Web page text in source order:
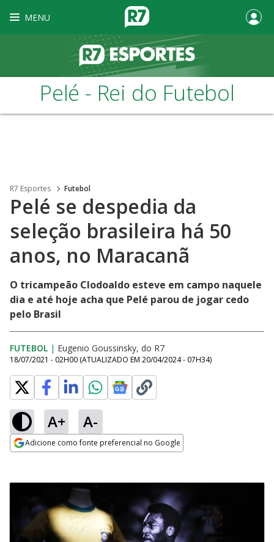
MENU
Pelé - Rei do Futebol
R7 Esportes Futebol
Pelé se despedia da
seleção brasileira há 50
anos, no Maracanã
O tricampeão Clodoaldo esteve em campo naquele
dia e até hoje acha que Pelé parou de jogar cedo
pelo Brasil
FUTEBOL | Eugenio Goussinsky, do R7
18/07/2021 - 02H00 (ATUALIZADO EM 20/04/2024 - 07H34)
A+ A-
Adicione como fonte preferencial no Google